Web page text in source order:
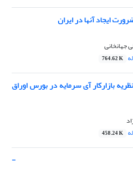
ایجاد آنها در ایران
جهانخانی
764.62 K
بازارکار آی سرمایه در بورس اوراق
458.24 K
-